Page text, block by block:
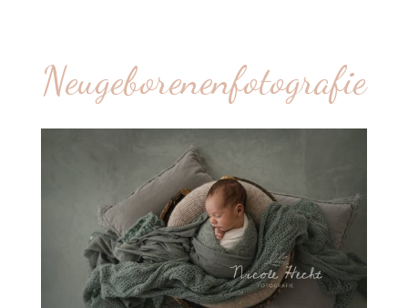
Neugeborenenfotografie